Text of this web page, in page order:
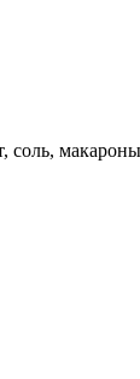
соль, макароны